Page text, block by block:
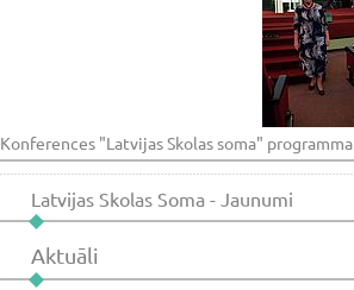
Konferences "Latvijas Skolas soma" programma
Latvijas Skolas Soma - Jaunumi
Aktuāli